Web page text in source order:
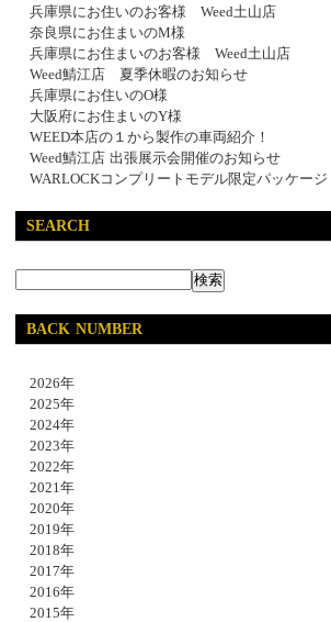
兵庫県にお住いのお客様 Weed土山店
奈良県にお住まいのM様
兵庫県にお住まいのお客様 Weed土山店
Weed鯖江店 夏季休暇のお知らせ
兵庫県にお住いのO様
大阪府にお住まいのY様
WEED本店の１から製作の車両紹介！
Weed鯖江店 出張展示会開催のお知らせ
WARLOCKコンプリートモデル限定パッケージ
SEARCH
BACK NUMBER
2026年
2025年
2024年
2023年
2022年
2021年
2020年
2019年
2018年
2017年
2016年
2015年